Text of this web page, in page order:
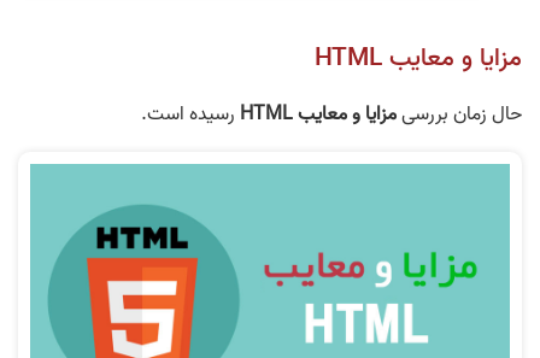
مزایا و معایب HTML
حال زمان بررسیمزایا و معایب HTML رسیده است.